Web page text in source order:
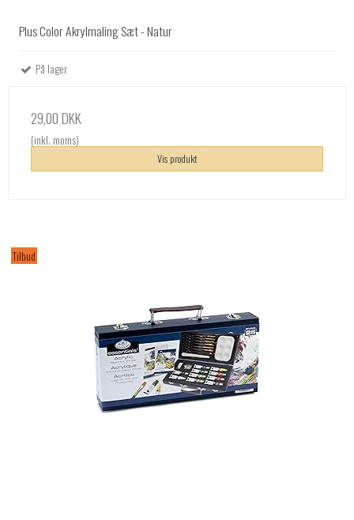
Plus Color Akrylmaling Sæt - Natur
På lager
29,00 DKK
(inkl. moms)
Vis produkt
Tilbud